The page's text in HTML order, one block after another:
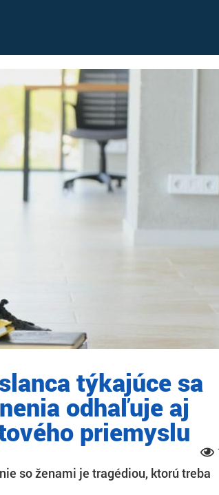
týkajúce sa
odhaľuje aj
priemyslu
so ženami je tragédiou, ktorú treba